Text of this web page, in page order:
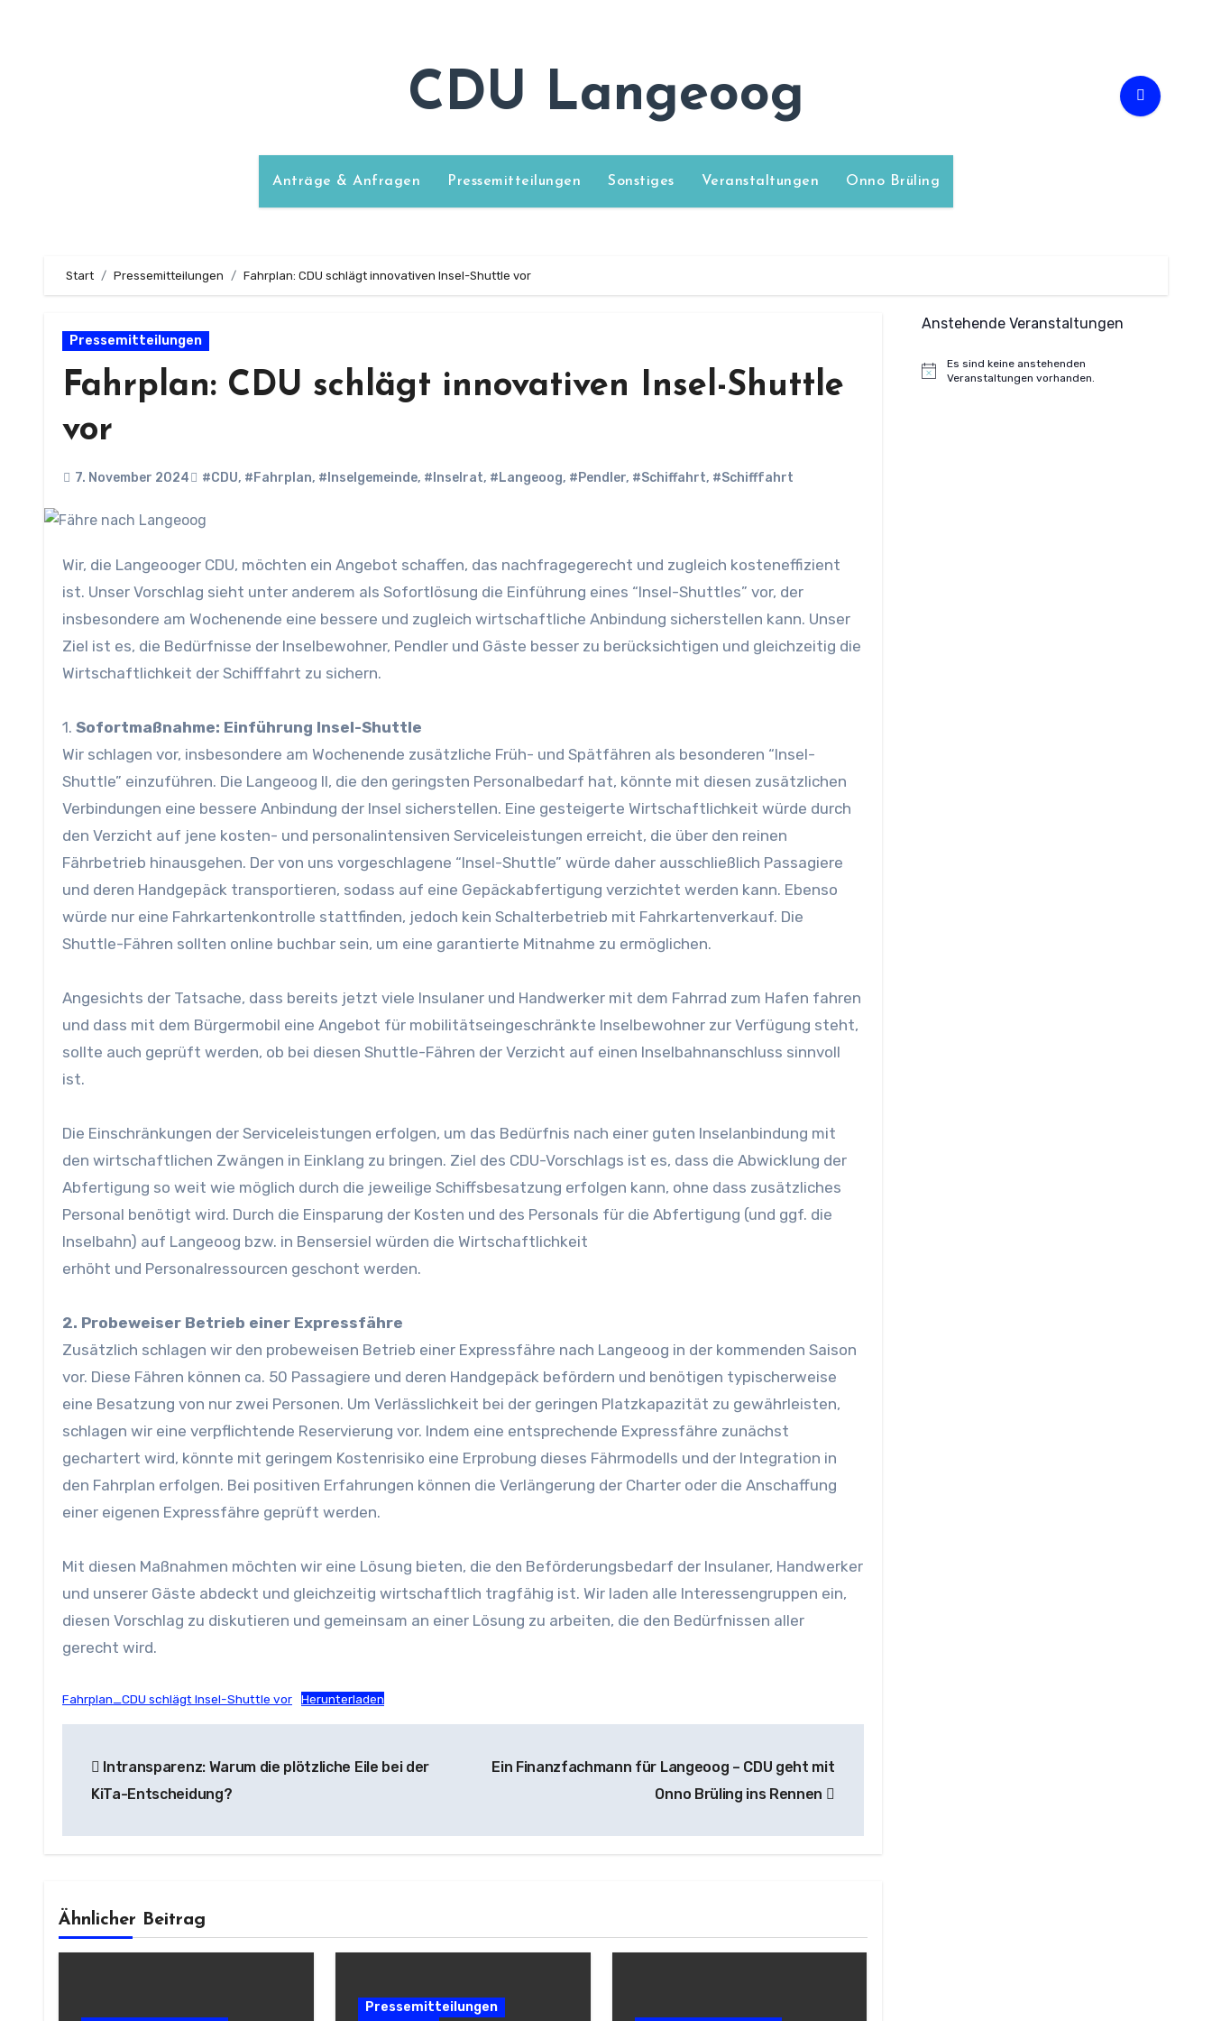
CDU Langeoog
Anträge & Anfragen Pressemitteilungen Sonstiges Veranstaltungen Onno Brüling
Start Pressemitteilungen Fahrplan: CDU schlägt innovativen Insel-Shuttle vor
Pressemitteilungen
Fahrplan: CDU schlägt innovativen Insel-Shuttle
vor
7. November 2024 #CDU, #Fahrplan, #Inselgemeinde, #Inselrat, #Langeoog, #Pendler, #Schiffahrt, #Schifffahrt
Wir, die Langeooger CDU, möchten ein Angebot schaffen, das nachfragegerecht und zugleich kosteneffizient
ist. Unser Vorschlag sieht unter anderem als Sofortlösung die Einführung eines “Insel-Shuttles” vor, der
insbesondere am Wochenende eine bessere und zugleich wirtschaftliche Anbindung sicherstellen kann. Unser
Ziel ist es, die Bedürfnisse der Inselbewohner, Pendler und Gäste besser zu berücksichtigen und gleichzeitig die
Wirtschaftlichkeit der Schifffahrt zu sichern.
1. Sofortmaßnahme: Einführung Insel-Shuttle
Wir schlagen vor, insbesondere am Wochenende zusätzliche Früh- und Spätfähren als besonderen “Insel-
Shuttle” einzuführen. Die Langeoog II, die den geringsten Personalbedarf hat, könnte mit diesen zusätzlichen
Verbindungen eine bessere Anbindung der Insel sicherstellen. Eine gesteigerte Wirtschaftlichkeit würde durch
den Verzicht auf jene kosten- und personalintensiven Serviceleistungen erreicht, die über den reinen
Fährbetrieb hinausgehen. Der von uns vorgeschlagene “Insel-Shuttle” würde daher ausschließlich Passagiere
und deren Handgepäck transportieren, sodass auf eine Gepäckabfertigung verzichtet werden kann. Ebenso
würde nur eine Fahrkartenkontrolle stattfinden, jedoch kein Schalterbetrieb mit Fahrkartenverkauf. Die
Shuttle-Fähren sollten online buchbar sein, um eine garantierte Mitnahme zu ermöglichen.
Angesichts der Tatsache, dass bereits jetzt viele Insulaner und Handwerker mit dem Fahrrad zum Hafen fahren
und dass mit dem Bürgermobil eine Angebot für mobilitätseingeschränkte Inselbewohner zur Verfügung steht,
sollte auch geprüft werden, ob bei diesen Shuttle-Fähren der Verzicht auf einen Inselbahnanschluss sinnvoll
ist.
Die Einschränkungen der Serviceleistungen erfolgen, um das Bedürfnis nach einer guten Inselanbindung mit
den wirtschaftlichen Zwängen in Einklang zu bringen. Ziel des CDU-Vorschlags ist es, dass die Abwicklung der
Abfertigung so weit wie möglich durch die jeweilige Schiffsbesatzung erfolgen kann, ohne dass zusätzliches
Personal benötigt wird. Durch die Einsparung der Kosten und des Personals für die Abfertigung (und ggf. die
Inselbahn) auf Langeoog bzw. in Bensersiel würden die Wirtschaftlichkeit
erhöht und Personalressourcen geschont werden.
2. Probeweiser Betrieb einer Expressfähre
Zusätzlich schlagen wir den probeweisen Betrieb einer Expressfähre nach Langeoog in der kommenden Saison
vor. Diese Fähren können ca. 50 Passagiere und deren Handgepäck befördern und benötigen typischerweise
eine Besatzung von nur zwei Personen. Um Verlässlichkeit bei der geringen Platzkapazität zu gewährleisten,
schlagen wir eine verpflichtende Reservierung vor. Indem eine entsprechende Expressfähre zunächst
gechartert wird, könnte mit geringem Kostenrisiko eine Erprobung dieses Fährmodells und der Integration in
den Fahrplan erfolgen. Bei positiven Erfahrungen können die Verlängerung der Charter oder die Anschaffung
einer eigenen Expressfähre geprüft werden.
Mit diesen Maßnahmen möchten wir eine Lösung bieten, die den Beförderungsbedarf der Insulaner, Handwerker
und unserer Gäste abdeckt und gleichzeitig wirtschaftlich tragfähig ist. Wir laden alle Interessengruppen ein,
diesen Vorschlag zu diskutieren und gemeinsam an einer Lösung zu arbeiten, die den Bedürfnissen aller
gerecht wird.
Fahrplan_CDU schlägt Insel-Shuttle vor Herunterladen
Intransparenz: Warum die plötzliche Eile bei der
KiTa-Entscheidung?
Ein Finanzfachmann für Langeoog – CDU geht mit
Onno Brüling ins Rennen
Ähnlicher Beitrag
Pressemitteilungen
Anstehende Veranstaltungen
Hinweis
Es sind keine anstehenden
Veranstaltungen vorhanden.